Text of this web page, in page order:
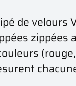
de velours